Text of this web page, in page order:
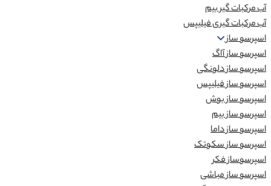
آب مرکبات گیر بیم
آب مرکبات گیری فیلیپس
اسپرسو ساز
اسپرسو ساز آاگ
اسپرسو ساز دلونگی
اسپرسو ساز فیلیپس
اسپرسو ساز بوش
اسپرسو ساز بیم
اسپرسو ساز داما
اسپرسو ساز سکوتک
اسپرسوساز فکر
اسپرسو ساز مباشی